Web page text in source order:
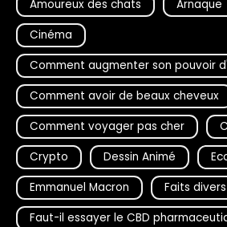
Amoureux des chats
Arnaque
Cinéma
Comment augmenter son pouvoir
Comment avoir de beaux cheveux
Comment voyager pas cher
Crypto
Dessin Animé
Emmanuel Macron
Faits divers
Faut-il essayer le CBD